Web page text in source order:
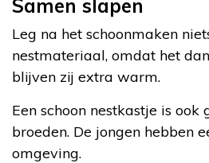
Samen slapen
Leg na het schoonmaken
nestmateriaal, omdat het
blijven zij extra warm.
Een schoon nestkastje is
broeden. De jongen hebben
omgeving.